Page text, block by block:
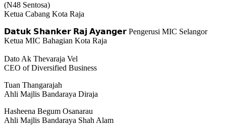
(N48 Sentosa)
Ketua Cabang Kota Raja
𝗗𝗮𝘁𝘂𝗸 𝗦𝗵𝗮𝗻𝗸𝗲𝗿 𝗥𝗮𝗷 𝗔𝘆𝗮𝗻𝗴𝗲𝗿 Pengerusi MIC Selangor
Ketua MIC Bahagian Kota Raja
Dato Ak Thevaraja Vel
CEO of Diversified Business
Tuan Thangarajah
Ahli Majlis Bandaraya Diraja
Hasheena Begum Osanarau
Ahli Majlis Bandaraya Shah Alam